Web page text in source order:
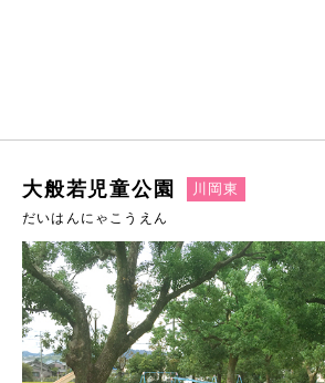
大般若児童公園 川岡東
だいはんにゃこうえん